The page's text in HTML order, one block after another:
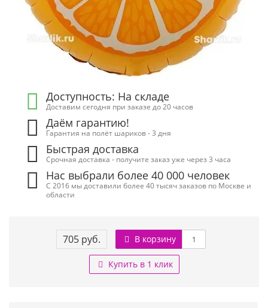
Доступность: На складе
Доставим сегодня при заказе до 20 часов
Даём гарантию!
Гарантия на полёт шариков - 3 дня
Быстрая доставка
Срочная доставка - получите заказ уже через 3 часа
Нас выбрали более 40 000 человек
С 2016 мы доставили более 40 тысяч заказов по Москве и
области
705 руб. В корзину
Купить в 1 клик